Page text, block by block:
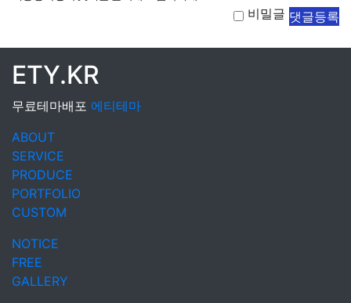
비밀글 댓글등록
ETY.KR
무료테마배포 에티테마
ABOUT
SERVICE
PRODUCE
PORTFOLIO
CUSTOM
NOTICE
FREE
GALLERY